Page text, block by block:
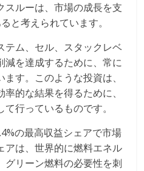
スルーは、市場の成長を支
と考えられています。
テム、セル、スタックレベ
減を達成するために、常に
す。このような投資は、
的な結果を得るために、
行っているものです。
の最高収益シェアで市場
アは、世界的に燃料エネル
グリーン燃料の必要性を刺